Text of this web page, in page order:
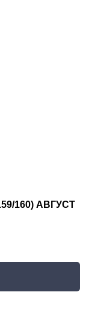
160) АВГУСТ